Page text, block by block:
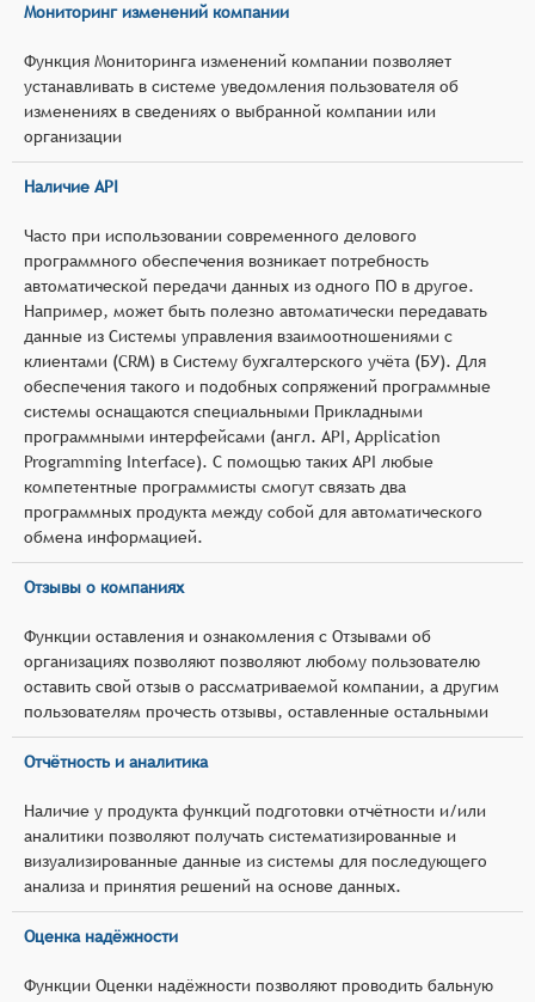
Мониторинг изменений компании
Функция Мониторинга изменений компании позволяет
устанавливать в системе уведомления пользователя об
изменениях в сведениях о выбранной компании или
организации
Наличие API
Часто при использовании современного делового
программного обеспечения возникает потребность
автоматической передачи данных из одного ПО в другое.
Например, может быть полезно автоматически передавать
данные из Системы управления взаимоотношениями с
клиентами (CRM) в Систему бухгалтерского учёта (БУ). Для
обеспечения такого и подобных сопряжений программные
системы оснащаются специальными Прикладными
программными интерфейсами (англ. API, Application
Programming Interface). С помощью таких API любые
компетентные программисты смогут связать два
программных продукта между собой для автоматического
обмена информацией.
Отзывы о компаниях
Функции оставления и ознакомления с Отзывами об
организациях позволяют позволяют любому пользователю
оставить свой отзыв о рассматриваемой компании, а другим
пользователям прочесть отзывы, оставленные остальными
Отчётность и аналитика
Наличие у продукта функций подготовки отчётности и/или
аналитики позволяют получать систематизированные и
визуализированные данные из системы для последующего
анализа и принятия решений на основе данных.
Оценка надёжности
Функции Оценки надёжности позволяют проводить бальную